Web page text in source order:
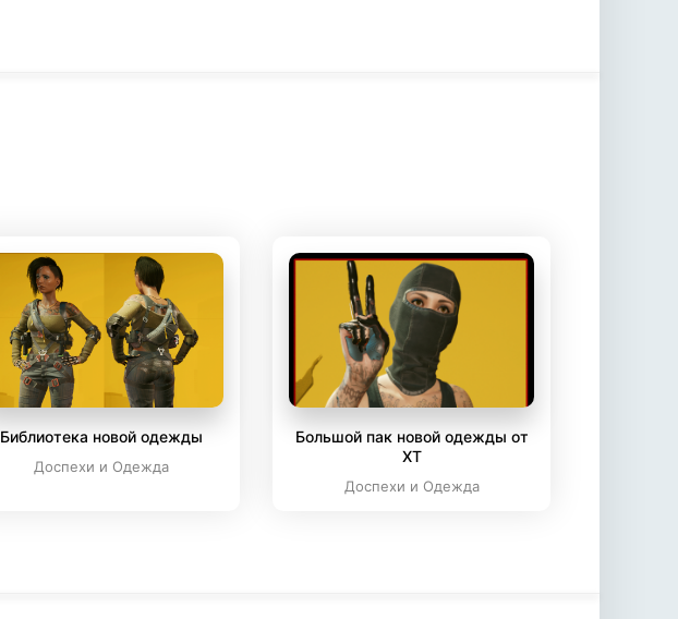
Библиотека новой одежды
Доспехи и Одежда
Большой пак новой одежды от
XT
Доспехи и Одежда